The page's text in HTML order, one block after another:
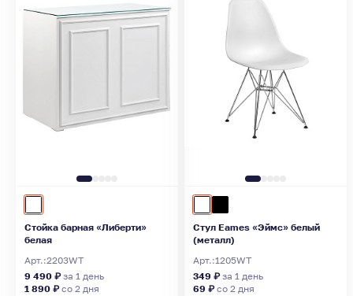
Стойка барная «Либерти»
белая
Арт.:2203WT
9 490 ₽за 1 день
1 890 ₽со 2 дня
Стул Eames «Эймс» белый
(металл)
Арт.:1205WT
349 ₽за 1 день
69 ₽со 2 дня